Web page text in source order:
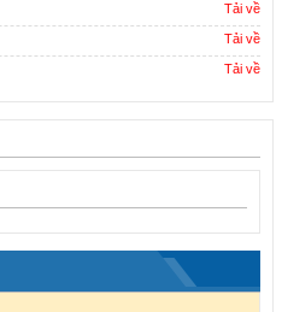
Tải về
Tải về
Tải về